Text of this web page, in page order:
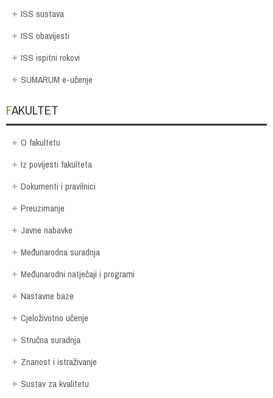
ISS sustava
ISS obavijesti
ISS ispitni rokovi
SUMARUM e-učenje
FAKULTET
O fakultetu
Iz povijesti fakulteta
Dokumenti i pravilnici
Preuzimanje
Javne nabavke
Međunarodna suradnja
Međunarodni natječaji i programi
Nastavne baze
Cjeloživotno učenje
Stručna suradnja
Znanost i istraživanje
Sustav za kvalitetu